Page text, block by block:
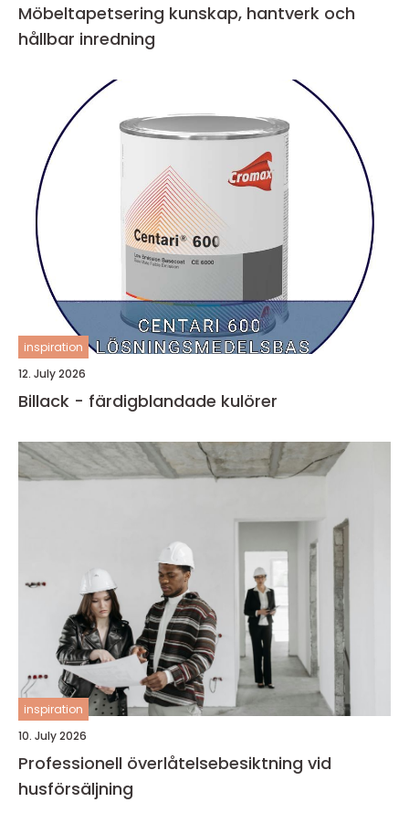
Möbeltapetsering kunskap, hantverk och
hållbar inredning
inspiration
12. July 2026
Billack - färdigblandade kulörer
inspiration
10. July 2026
Professionell överlåtelsebesiktning vid
husförsäljning